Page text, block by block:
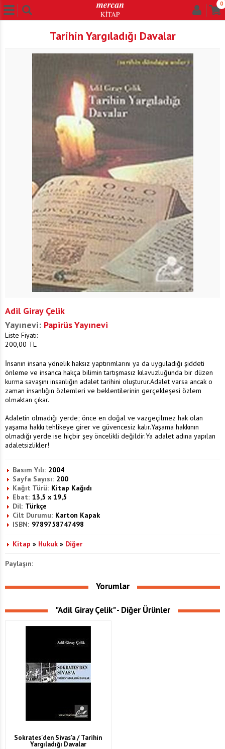
0
Tarihin Yargıladığı Davalar
Adil Giray Çelik
Yayınevi: Papirüs Yayınevi
Liste Fiyatı:
200,00 TL
İnsanın insana yönelik haksız yaptırımlarını ya da uyguladığı şiddeti
önleme ve insanca hakça bilimin tartışmasız kılavuzluğunda bir düzen
kurma savaşını insanlığın adalet tarihini oluşturur.Adalet varsa ancak o
zaman insanlığın özlemleri ve beklentilerinin gerçekleşesi özlem
olmaktan çıkar.
Adaletin olmadığı yerde; önce en doğal ve vazgeçilmez hak olan
yaşama hakkı tehlikeye girer ve güvencesiz kalır.Yaşama hakkının
olmadığı yerde ise hiçbir şey öncelikli değildir.Ya adalet adına yapılan
adaletsizlikler!
Basım Yılı: 2004
Sayfa Sayısı: 200
Kağıt Türü: Kitap Kağıdı
Ebat: 13,5 x 19,5
Dil: Türkçe
Cilt Durumu: Karton Kapak
ISBN: 9789758747498
Kitap » Hukuk » Diğer
Paylaşın:
Yorumlar
"Adil Giray Çelik" - Diğer Ürünler
Sokrates'den Sivas'a / Tarihin
Yargıladığı Davalar